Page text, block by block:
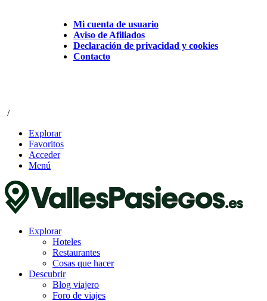
Mi cuenta de usuario
Aviso de Afiliados
Declaración de privacidad y cookies
Contacto
/
Explorar
Favoritos
Acceder
Menú
Explorar
Hoteles
Restaurantes
Cosas que hacer
Descubrir
Blog viajero
Foro de viajes